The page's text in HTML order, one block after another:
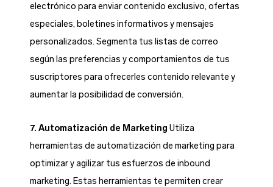
electrónico para enviar contenido exclusivo, ofertas
especiales, boletines informativos y mensajes
personalizados. Segmenta tus listas de correo
según las preferencias y comportamientos de tus
suscriptores para ofrecerles contenido relevante y
aumentar la posibilidad de conversión.
7. Automatización de Marketing Utiliza
herramientas de automatización de marketing para
optimizar y agilizar tus esfuerzos de inbound
marketing. Estas herramientas te permiten crear